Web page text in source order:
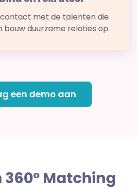
met de talenten die
bouw duurzame relaties op.
een demo aan
360° Matching